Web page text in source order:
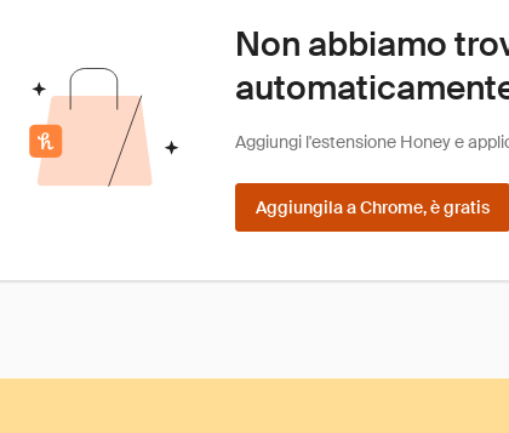
Non abbiamo
Aggiungi l'estensione Honey e
Aggiungila a Chrome, è gratis